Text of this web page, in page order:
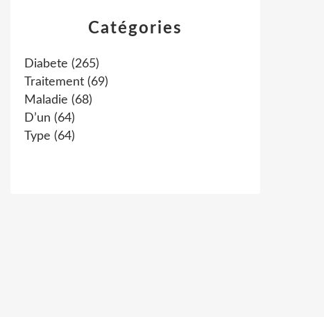
Catégories
Diabete (265)
Traitement (69)
Maladie (68)
D’un (64)
Type (64)